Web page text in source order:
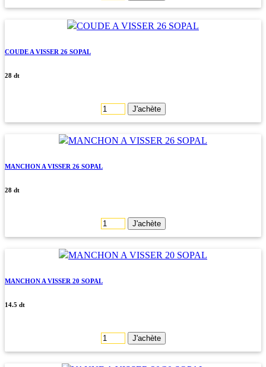
COUDE A VISSER 26 SOPAL
28 dt
J'achète
MANCHON A VISSER 26 SOPAL
28 dt
J'achète
MANCHON A VISSER 20 SOPAL
14.5 dt
J'achète